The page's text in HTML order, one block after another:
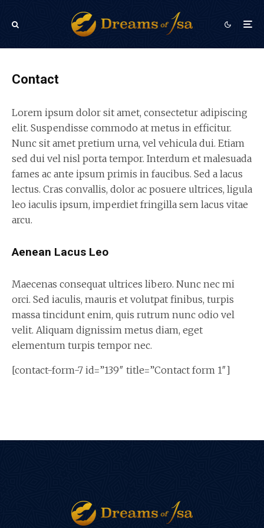
Contact
Lorem ipsum dolor sit amet, consectetur adipiscing
elit. Suspendisse commodo at metus in efficitur.
Nunc sit amet pretium urna, vel vehicula dui. Etiam
sed dui vel nisl porta tempor. Interdum et malesuada
fames ac ante ipsum primis in faucibus. Sed a lacus
lectus. Cras convallis, dolor ac posuere ultrices, ligula
leo iaculis ipsum, imperdiet fringilla sem lacus vitae
arcu.
Aenean Lacus Leo
Maecenas consequat ultrices libero. Nunc nec mi
orci. Sed iaculis, mauris et volutpat finibus, turpis
massa tincidunt enim, quis rutrum nunc odio vel
velit. Aliquam dignissim metus diam, eget
elementum turpis tempor nec.
[contact-form-7 id=”139″ title=”Contact form 1″]